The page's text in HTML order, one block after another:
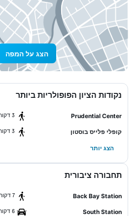
הצג על המפה
נקודות הציון הפופולריות ביותר
Prudential Center 3 דקות הליכה
קופלי פלייס בוסטון 3 דקות הליכה
הצג יותר
תחבורה ציבורית
Back Bay Station 7 דקות הליכה
South Station 6 דקות נסיעה